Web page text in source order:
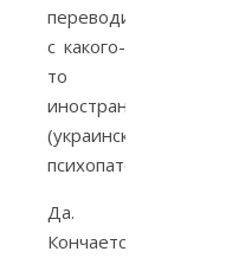
переводит
с какого-
то
иностранного
(украинского?
психопатологического?).
Да.
Кончается